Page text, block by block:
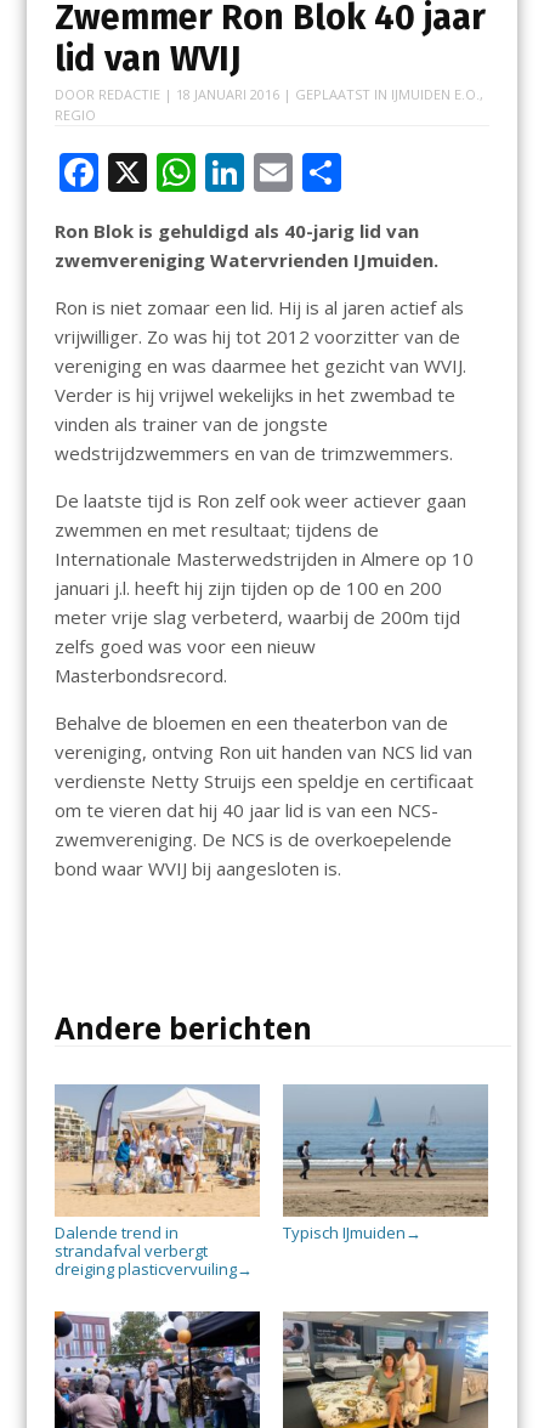
Zwemmer Ron Blok 40 jaar
lid van WVIJ
DOOR REDACTIE | 18 JANUARI 2016| GEPLAATST IN IJMUIDEN E.O. ,
REGIO
F
ac
e
b
o
o
k
X W
h
at
s
A
p
p
Li
n
k
e
dI
n
E
m
ai
l
D
el
e
n
Ron Blok is gehuldigd als 40-jarig lid van
zwemvereniging Watervrienden IJmuiden.
Ron is niet zomaar een lid. Hij is al jaren actief als
vrijwilliger. Zo was hij tot 2012 voorzitter van de
vereniging en was daarmee het gezicht van WVIJ.
Verder is hij vrijwel wekelijks in het zwembad te
vinden als trainer van de jongste
wedstrijdzwemmers en van de trimzwemmers.
De laatste tijd is Ron zelf ook weer actiever gaan
zwemmen en met resultaat; tijdens de
Internationale Masterwedstrijden in Almere op 10
januari j.l. heeft hij zijn tijden op de 100 en 200
meter vrije slag verbeterd, waarbij de 200m tijd
zelfs goed was voor een nieuw
Masterbondsrecord.
Behalve de bloemen en een theaterbon van de
vereniging, ontving Ron uit handen van NCS lid van
verdienste Netty Struijs een speldje en certificaat
om te vieren dat hij 40 jaar lid is van een NCS-
zwemvereniging. De NCS is de overkoepelende
bond waar WVIJ bij aangesloten is.
Andere berichten
Dalende trend in
strandafval verbergt
dreiging plasticvervuiling→
Typisch IJmuiden →